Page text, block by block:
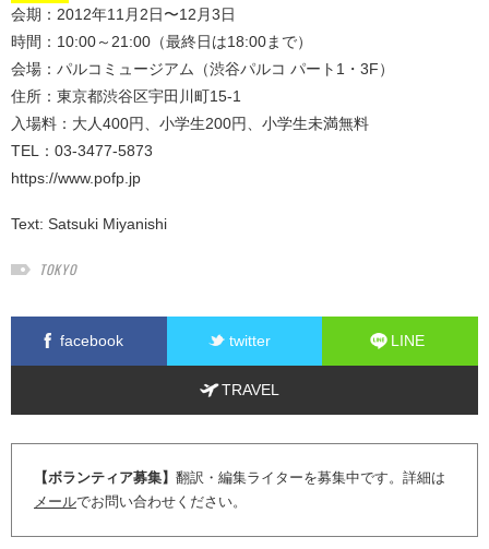
会期：2012年11月2日〜12月3日
時間：10:00～21:00（最終日は18:00まで）
会場：パルコミュージアム（渋谷パルコ パート1・3F）
住所：東京都渋谷区宇田川町15-1
入場料：大人400円、小学生200円、小学生未満無料
TEL：03-3477-5873
https://www.pofp.jp
Text: Satsuki Miyanishi
TOKYO
facebook twitter LINE
TRAVEL
【ボランティア募集】 翻訳・編集ライターを募集中です。詳細は
メールでお問い合わせください。